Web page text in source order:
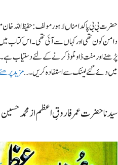
حضرت بی بی پاکدامناں لاہور مولف: حفیظ اللہ
دامن کون تھی اور کہاں سے آئی تھی۔ اس کتاب
پڑھنے اور مفت ڈاونلوڈ کرنے کے لئے دستیاب
میں دئے گئے لینک سے استفادہ کریں۔ …مزید
سیدنا حضرت عمر فاروقِ اعظم از محمد